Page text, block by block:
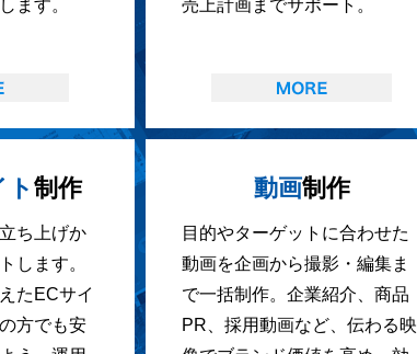
ます。
売上計画までサポート。
制作
ち上げか
します。
たECサイ
方でも安
動画制作
目的やターゲットに合わせた
動画を企画から撮影・編集ま
で一括制作。企業紹介、商品
PR、採用動画など、伝わる映